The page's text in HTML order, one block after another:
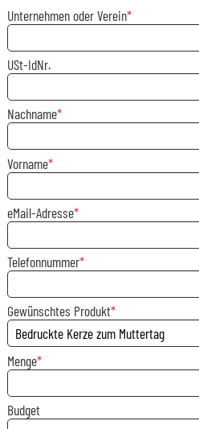
Unternehmen oder Verein
USt-IdNr.
Nachname
Vorname
eMail-Adresse
Telefonnummer
Gewünschtes Produkt
Menge
Budget